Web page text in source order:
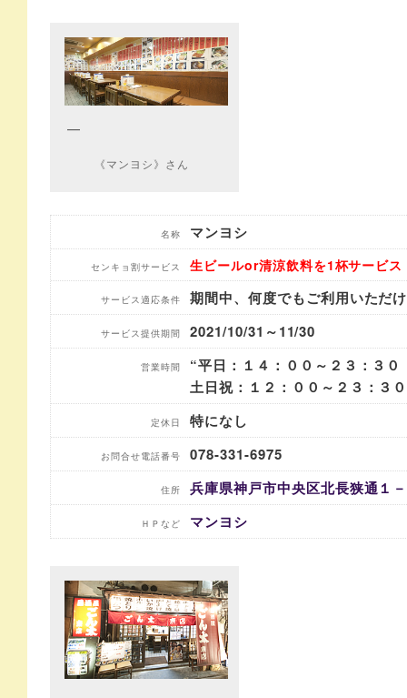
《マンヨシ》さん
名称 マンヨシ
センキョ割サービス 生ビールor清涼飲料を1杯サービス
サービス適応条件 期間中、何度でもご利用いただ
サービス提供期間 2021/10/31～11/30
営業時間
“平日：１４：００～２３：３
土日祝：１２：００～２３：３
定休日 特になし
お問合せ電話番号 078-331-6975
住所 兵庫県神戸市中央区北長狭通１
ＨＰなど マンヨシ